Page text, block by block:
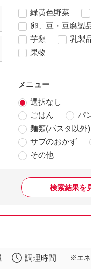
緑黄色野菜
卵、豆・豆腐製
芋類
乳製
果物
メニュー
選択なし
ごはん
パ
麺類(パスタ以外)
サブのおかず
その他
検索結果を
調理時間 ※エネ